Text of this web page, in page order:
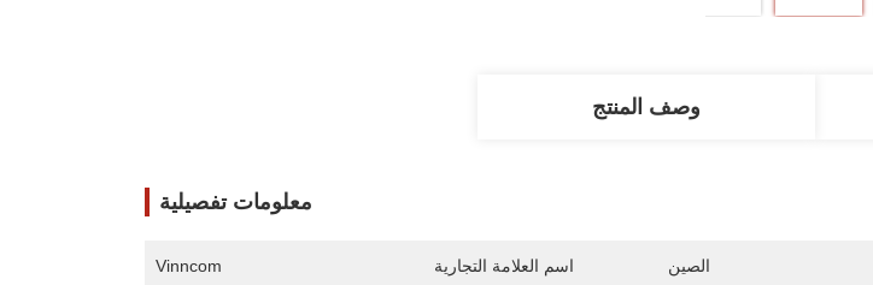
وصف المنتج
معلومات تفصيلية
الصين اسم العلامة التجارية Vinncom